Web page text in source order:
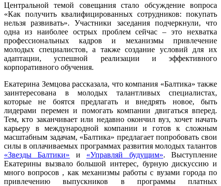
Центральной темой совещания стало обсуждение вопроса
«Как получить квалифицированных сотрудников: покупать
нельзя развивать». Участники заседания подчеркнули, что
одна из наиболее острых проблем сейчас – это нехватка
профессиональных кадров и механизмы привлечение
молодых специалистов, а также создание условий для их
адаптации, успешной реализации и эффективного
корпоративного обучения.
Екатерина Земцова рассказала, что компания «Балтика» также
заинтересована в молодых талантливых специалистах,
которые не боятся предлагать и внедрять новое, быть
лидерами перемен и помогать компании двигаться вперед.
Тем, кто заканчивает или недавно окончил вуз, хочет начать
карьеру в международной компании и готов к сложным
масштабным задачам, «Балтика» предлагает попробовать свои
силы в оплачиваемых программах развития молодых талантов
«Звезды Балтики» и «Управляй будущим». Выступление
Екатерины вызвало большой интерес, бурную дискуссию и
много вопросов , как механизмы работы с вузами города по
привлечению выпускников в программы платных